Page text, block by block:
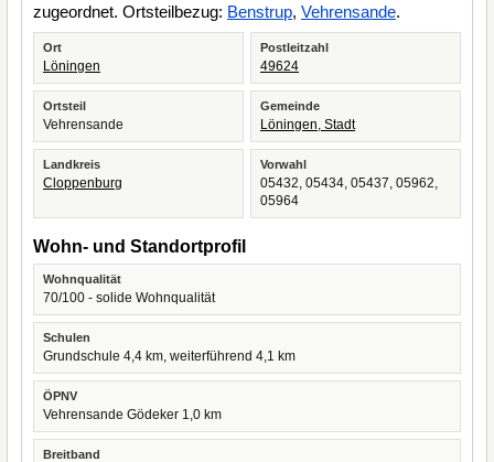
zugeordnet. Ortsteilbezug: Benstrup, Vehrensande.
Ort
Löningen
Postleitzahl
49624
Ortsteil
Vehrensande
Gemeinde
Löningen, Stadt
Landkreis
Cloppenburg
Vorwahl
05432, 05434, 05437, 05962,
05964
Wohn- und Standortprofil
Wohnqualität
70/100 - solide Wohnqualität
Schulen
Grundschule 4,4 km, weiterführend 4,1 km
ÖPNV
Vehrensande Gödeker 1,0 km
Breitband